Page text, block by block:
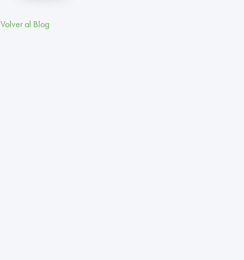
Volver al Blog